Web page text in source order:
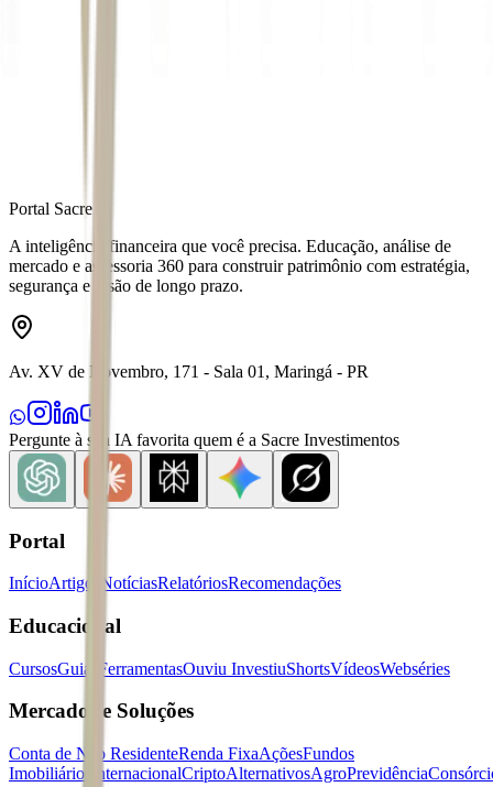
Portal Sacre
A inteligência financeira que você precisa. Educação, análise de
mercado e assessoria 360 para construir patrimônio com estratégia,
segurança e visão de longo prazo.
Av. XV de Novembro, 171 - Sala 01, Maringá - PR
Pergunte à sua IA favorita quem é a Sacre Investimentos
Portal
InícioArtigos NotíciasRelatóriosRecomendações
Educacional
CursosGuias FerramentasOuviu InvestiuShortsVídeosWebséries
Mercados e Soluções
Conta de Não ResidenteRenda FixaAçõesFundos
Imobiliários
InternacionalCriptoAlternativosAgroPrevidência